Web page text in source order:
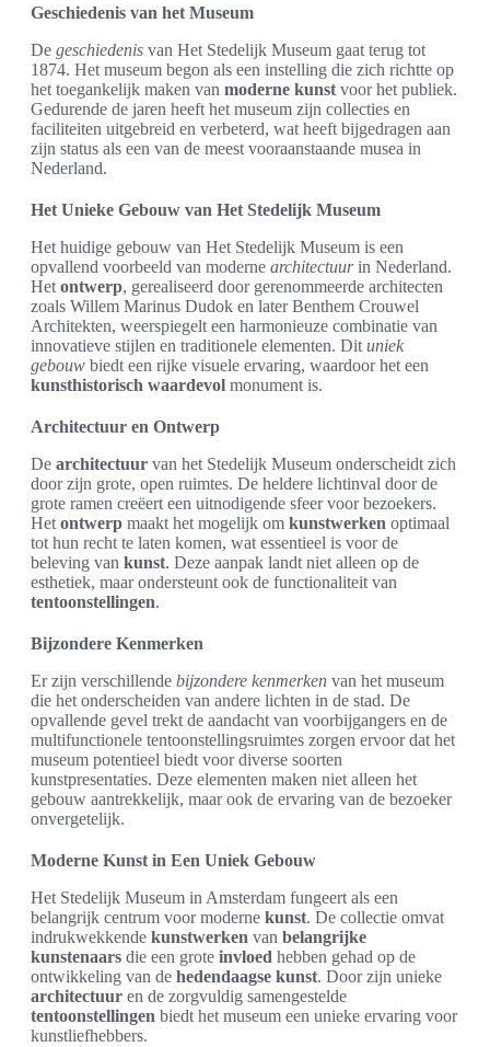
Geschiedenis van het Museum
De geschiedenis van Het Stedelijk Museum gaat terug tot
1874. Het museum begon als een instelling die zich richtte op
het toegankelijk maken van moderne kunst voor het publiek.
Gedurende de jaren heeft het museum zijn collecties en
faciliteiten uitgebreid en verbeterd, wat heeft bijgedragen aan
zijn status als een van de meest vooraanstaande musea in
Nederland.
Het Unieke Gebouw van Het Stedelijk Museum
Het huidige gebouw van Het Stedelijk Museum is een
opvallend voorbeeld van moderne architectuurin Nederland.
Het ontwerp, gerealiseerd door gerenommeerde architecten
zoals Willem Marinus Dudok en later Benthem Crouwel
Architekten, weerspiegelt een harmonieuze combinatie van
innovatieve stijlen en traditionele elementen. Dit uniek
gebouw biedt een rijke visuele ervaring, waardoor het een
kunsthistorisch waardevol monument is.
Architectuur en Ontwerp
De architectuur van het Stedelijk Museum onderscheidt zich
door zijn grote, open ruimtes. De heldere lichtinval door de
grote ramen creëert een uitnodigende sfeer voor bezoekers.
Het ontwerp maakt het mogelijk om kunstwerken optimaal
tot hun recht te laten komen, wat essentieel is voor de
beleving van kunst. Deze aanpak landt niet alleen op de
esthetiek, maar ondersteunt ook de functionaliteit van
tentoonstellingen.
Bijzondere Kenmerken
Er zijn verschillende bijzondere kenmerken van het museum
die het onderscheiden van andere lichten in de stad. De
opvallende gevel trekt de aandacht van voorbijgangers en de
multifunctionele tentoonstellingsruimtes zorgen ervoor dat het
museum potentieel biedt voor diverse soorten
kunstpresentaties. Deze elementen maken niet alleen het
gebouw aantrekkelijk, maar ook de ervaring van de bezoeker
onvergetelijk.
Moderne Kunst in Een Uniek Gebouw
Het Stedelijk Museum in Amsterdam fungeert als een
belangrijk centrum voor moderne kunst. De collectie omvat
indrukwekkende kunstwerken van belangrijke
kunstenaars die een grote invloed hebben gehad op de
ontwikkeling van de hedendaagse kunst. Door zijn unieke
architectuur en de zorgvuldig samengestelde
tentoonstellingen biedt het museum een unieke ervaring voor
kunstliefhebbers.